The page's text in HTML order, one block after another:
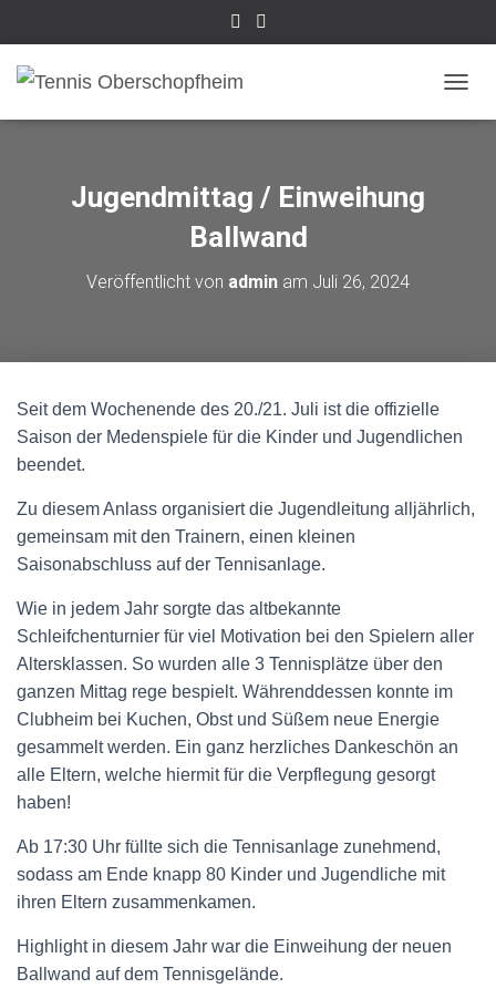
Jugendmittag / Einweihung
Ballwand
Veröffentlicht von admin am Juli 26, 2024
Seit dem Wochenende des 20./21. Juli ist die offizielle
Saison der Medenspiele für die Kinder und Jugendlichen
beendet.
Zu diesem Anlass organisiert die Jugendleitung alljährlich,
gemeinsam mit den Trainern, einen kleinen
Saisonabschluss auf der Tennisanlage.
Wie in jedem Jahr sorgte das altbekannte
Schleifchenturnier für viel Motivation bei den Spielern aller
Altersklassen. So wurden alle 3 Tennisplätze über den
ganzen Mittag rege bespielt. Währenddessen konnte im
Clubheim bei Kuchen, Obst und Süßem neue Energie
gesammelt werden. Ein ganz herzliches Dankeschön an
alle Eltern, welche hiermit für die Verpflegung gesorgt
haben!
Ab 17:30 Uhr füllte sich die Tennisanlage zunehmend,
sodass am Ende knapp 80 Kinder und Jugendliche mit
ihren Eltern zusammenkamen.
Highlight in diesem Jahr war die Einweihung der neuen
Ballwand auf dem Tennisgelände.